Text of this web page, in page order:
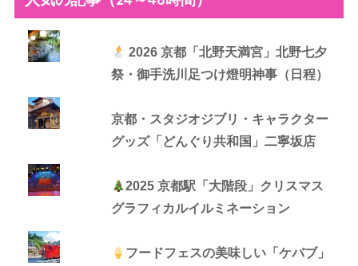
2026 京都「北野天満宮」北野七夕
祭・御手洗川足つけ燈明神事（日程）
京都・スタジオジブリ・キャラクター
グッズ「どんぐり共和国」二寧坂店
2025 京都駅「大階段」クリスマス
グラフィカルイルミネーション
フードフェスの美味しい「ケバブ」